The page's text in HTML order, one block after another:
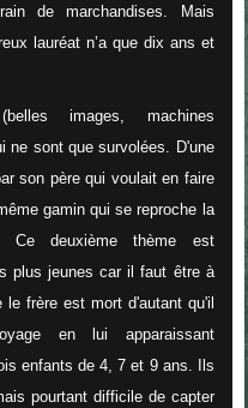
de marchandises. Mais
lauréat n’a que dix ans et
images, machines
ne sont que survolées. D'une
son père qui voulait en faire
gamin qui se reproche la
Ce deuxième thème est
plus jeunes car il faut être à
le frère est mort d'autant qu'il
en lui apparaissant
enfants de 4, 7 et 9 ans. Ils
pourtant difficile de capter